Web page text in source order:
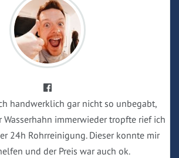
handwerklich gar nicht so unbegabt,
Wasserhahn immerwieder tropfte rief ich
24h Rohrreinigung. Dieser konnte mir
und der Preis war auch ok.